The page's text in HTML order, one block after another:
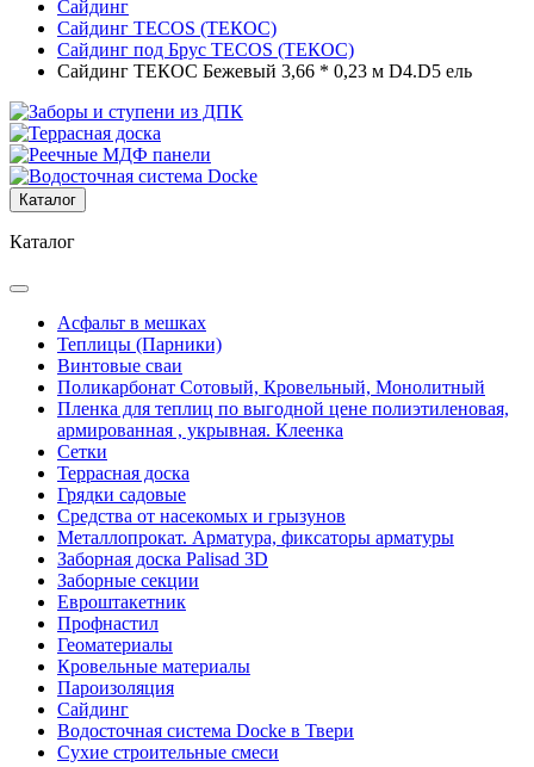
Сайдинг
Сайдинг TECOS (ТЕКОС)
Сайдинг под Брус TECOS (ТЕКОС)
Сайдинг ТЕКОС Бежевый 3,66 * 0,23 м D4.D5 ель
Каталог
Каталог
Асфальт в мешках
Теплицы (Парники)
Винтовые сваи
Поликарбонат Сотовый, Кровельный, Монолитный
Пленка для теплиц по выгодной цене полиэтиленовая,
армированная , укрывная. Клеенка
Сетки
Террасная доска
Грядки садовые
Средства от насекомых и грызунов
Металлопрокат. Арматура, фиксаторы арматуры
Заборная доска Palisad 3D
Заборные секции
Евроштакетник
Профнастил
Геоматериалы
Кровельные материалы
Пароизоляция
Сайдинг
Водосточная система Docke в Твери
Сухие строительные смеси